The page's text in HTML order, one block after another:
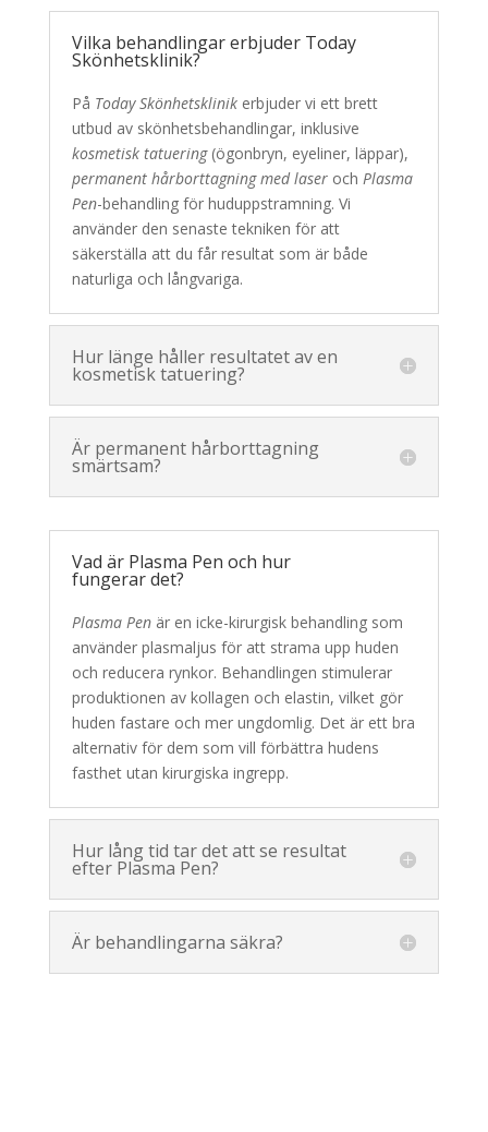
Vilka behandlingar erbjuder Today
Skönhetsklinik?
På Today Skönhetsklinikerbjuder vi ett brett
utbud av skönhetsbehandlingar, inklusive
kosmetisk tatuering(ögonbryn, eyeliner, läppar),
permanent hårborttagning med laseroch Plasma
Pen-behandling för huduppstramning. Vi
använder den senaste tekniken för att
säkerställa att du får resultat som är både
naturliga och långvariga.
Hur länge håller resultatet av en
kosmetisk tatuering?
Är permanent hårborttagning
smärtsam?
Vad är Plasma Pen och hur
fungerar det?
Plasma Penär en icke-kirurgisk behandling som
använder plasmaljus för att strama upp huden
och reducera rynkor. Behandlingen stimulerar
produktionen av kollagen och elastin, vilket gör
huden fastare och mer ungdomlig. Det är ett bra
alternativ för dem som vill förbättra hudens
fasthet utan kirurgiska ingrepp.
Hur lång tid tar det att se resultat
efter Plasma Pen?
Är behandlingarna säkra?